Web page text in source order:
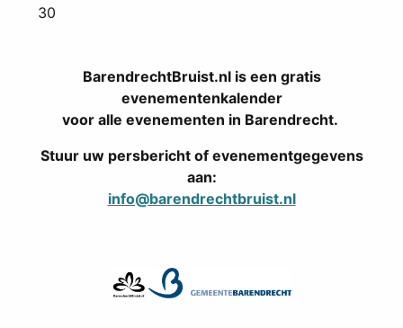
30
BarendrechtBruist.nl is een gratis
evenementenkalender
voor alle evenementen in Barendrecht.
Stuur uw persbericht of evenementgegevens
aan:
info@barendrechtbruist.nl